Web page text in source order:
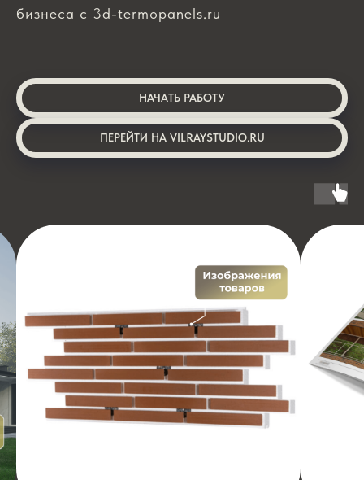
бизнеса с 3d-termopanels.ru
НАЧАТЬ РАБОТУ
ПЕРЕЙТИ НА VILRAYSTUDIO.RU